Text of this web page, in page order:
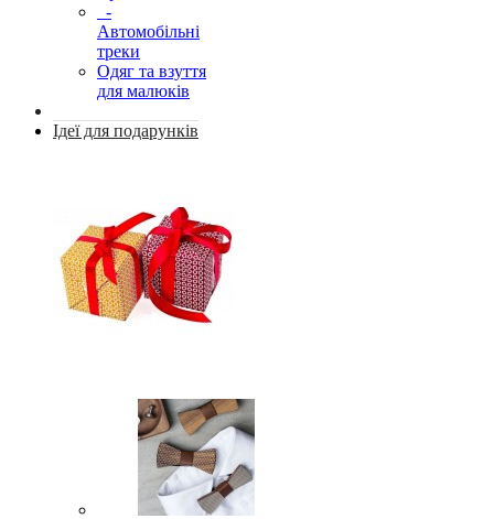
-
Автомобільні
треки
Одяг та взуття
для малюків
Ідеї для подарунків